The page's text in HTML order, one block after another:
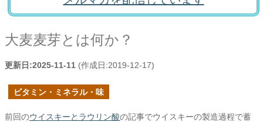
大麦麦芽とは何か？
更新日:2025-11-11 (作成日:2019-12-17)
ビタミン・ミネラル・味
前回のウイスキーとラウリン酸の記事でウイスキーの製造過程で蓄